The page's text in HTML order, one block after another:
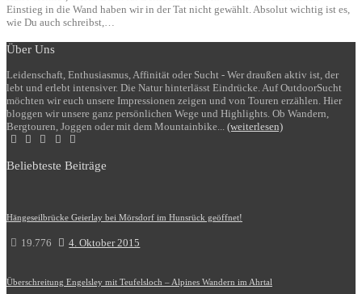
Einstieg in die Wand haben wir in der Tat nicht gewählt. Absolut wichtig ist es,
wie Du auch schreibst,…
Über Uns
Leidenschaft, Enthusiasmus, Affinität oder Sucht - Wer draußen aktiv ist, der
lebt und erlebt intensiver. Die Natur hinterlässt Eindrücke. Auf OutdoorSucht
möchten wir euch unsere Impressionen zeigen und von Touren erzählen. Hier
bloggen wir unsere ganz persönlichen Wege und Highlights. Ob Wandern,
Bergtouren, Joggen oder mit dem Mountainbike... (weiterlesen)
Beliebteste Beiträge
Hängeseilbrücke Geierlay bei Mörsdorf im Hunsrück geöffnet!
19.776 4. Oktober 2015
Überschreitung Engelsley mit Teufelsloch – Alpines Wandern im Ahrtal